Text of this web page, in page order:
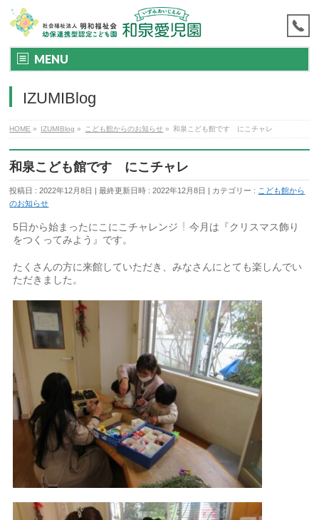
MENU
IZUMIBlog
HOME » IZUMIBlog » こども館からのお知らせ » 和泉こども館です にこチャレ
和泉こども館です にこチャレ
投稿日 : 2022年12月8日 最終更新日時 : 2022年12月8日 カテゴリー : こども館から
のお知らせ
5日から始まったにこにこチャレンジ
今月は『クリスマス飾り
をつくってみよう』です。
たくさんの方に来館していただき、みなさんにとても楽しんでい
ただきました。